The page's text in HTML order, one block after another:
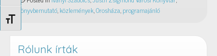
Betűméret váltása
Hattyúgyermek
és
előadás
könyvbemutató,közlemények,Orosháza,programajánló
Rólunk írták